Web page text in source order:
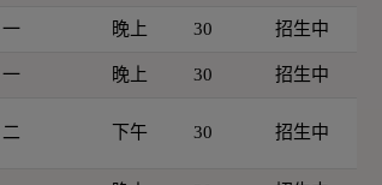
一 晚上 30 招生中
一 晚上 30 招生中
二 下午 30 招生中